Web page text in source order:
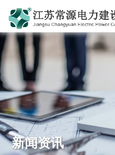
新闻资讯